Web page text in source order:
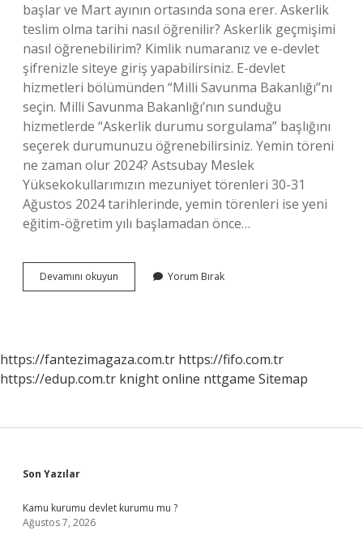
başlar ve Mart ayının ortasında sona erer. Askerlik
teslim olma tarihi nasıl öğrenilir? Askerlik geçmişimi
nasıl öğrenebilirim? Kimlik numaranız ve e-devlet
şifrenizle siteye giriş yapabilirsiniz. E-devlet
hizmetleri bölümünden “Milli Savunma Bakanlığı”nı
seçin. Milli Savunma Bakanlığı’nın sunduğu
hizmetlerde “Askerlik durumu sorgulama” başlığını
seçerek durumunuzu öğrenebilirsiniz. Yemin töreni
ne zaman olur 2024? Astsubay Meslek
Yüksekokullarımızın mezuniyet törenleri 30-31
Ağustos 2024 tarihlerinde, yemin törenleri ise yeni
eğitim-öğretim yılı başlamadan önce…
Devamını okuyun
Şubesine
Yorum Bırak
https://fantezimagaza.com.tr https://fifo.com.tr
https://edup.com.tr knight online nttgame Sitemap
Sidebar
Son Yazılar
Kamu kurumu devlet kurumu mu ?
Ağustos 7, 2026